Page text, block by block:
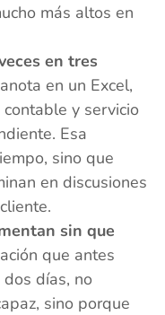
más altos en
en tres
en un Excel,
y servicio
Esa
sino que
en discusiones
sin que
que antes
días, no
sino porque